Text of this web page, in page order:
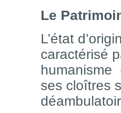
Le
L’état
caractérisé
humanisme
ses cloîtres